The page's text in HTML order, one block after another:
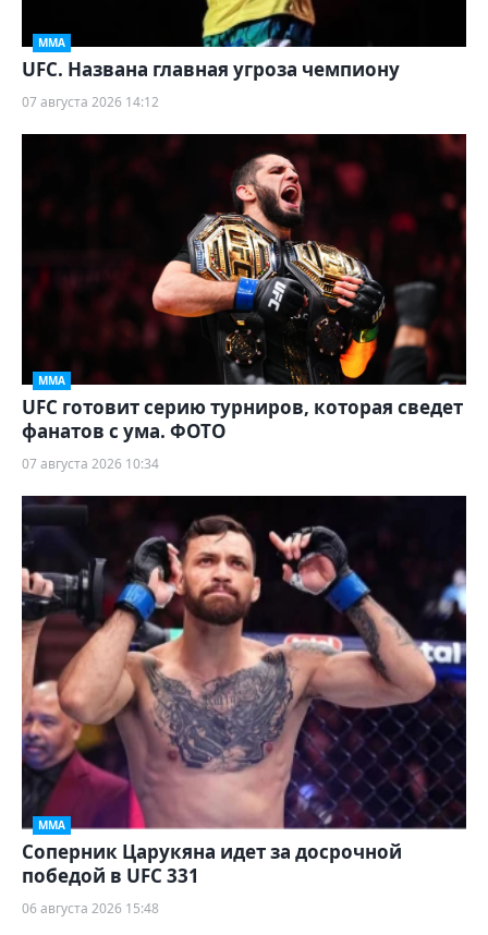
ММА
UFC. Названа главная угроза чемпиону
07 августа 2026 14:12
ММА
UFC готовит серию турниров, которая сведет
фанатов с ума. ФОТО
07 августа 2026 10:34
ММА
Соперник Царукяна идет за досрочной
победой в UFC 331
06 августа 2026 15:48